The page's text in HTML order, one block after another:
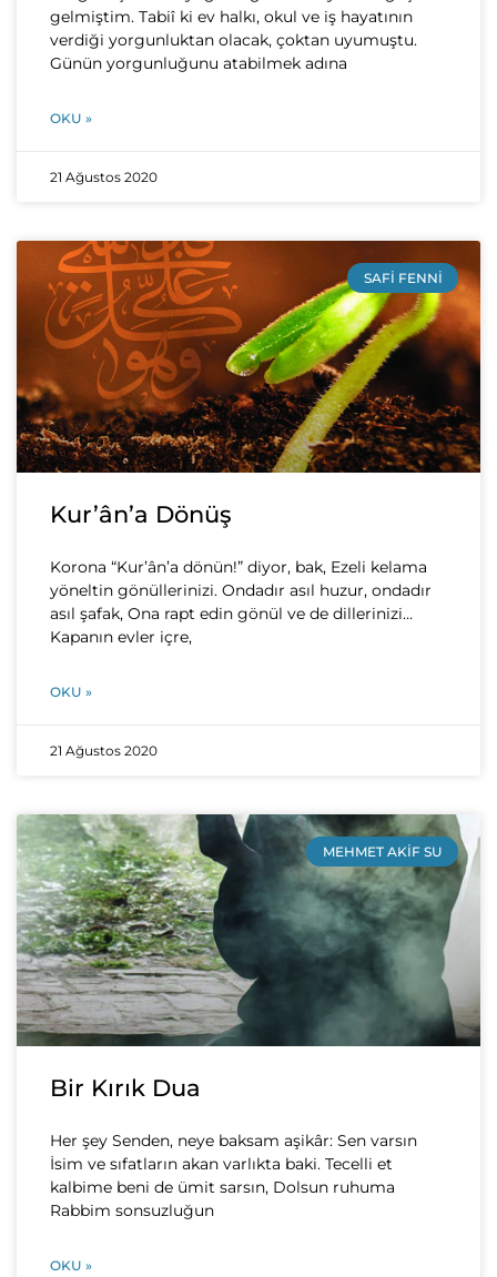
gelmiştim. Tabiî ki ev halkı, okul ve iş hayatının
verdiği yorgunluktan olacak, çoktan uyumuştu.
Günün yorgunluğunu atabilmek adına
OKU »
21 Ağustos 2020
SAFI FENNI
Kur’ân’a Dönüş
Korona “Kur’ân’a dönün!” diyor, bak, Ezeli kelama
yöneltin gönüllerinizi. Ondadır asıl huzur, ondadır
asıl şafak, Ona rapt edin gönül ve de dillerinizi…
Kapanın evler içre,
OKU »
21 Ağustos 2020
MEHMET AKIF SU
Bir Kırık Dua
Her şey Senden, neye baksam aşikâr: Sen varsın
İsim ve sıfatların akan varlıkta baki. Tecelli et
kalbime beni de ümit sarsın, Dolsun ruhuma
Rabbim sonsuzluğun
OKU »